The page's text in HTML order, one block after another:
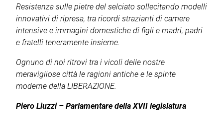
Resistenza sulle pietre del selciato sollecitando modelli
innovativi di ripresa, tra ricordi strazianti di camere
intensive e immagini domestiche di figli e madri, padri
e fratelli teneramente insieme.
Ognuno di noi ritrovi tra i vicoli delle nostre
meravigliose città le ragioni antiche e le spinte
moderne della LIBERAZIONE.
Piero Liuzzi– Parlamentare della XVII legislatura